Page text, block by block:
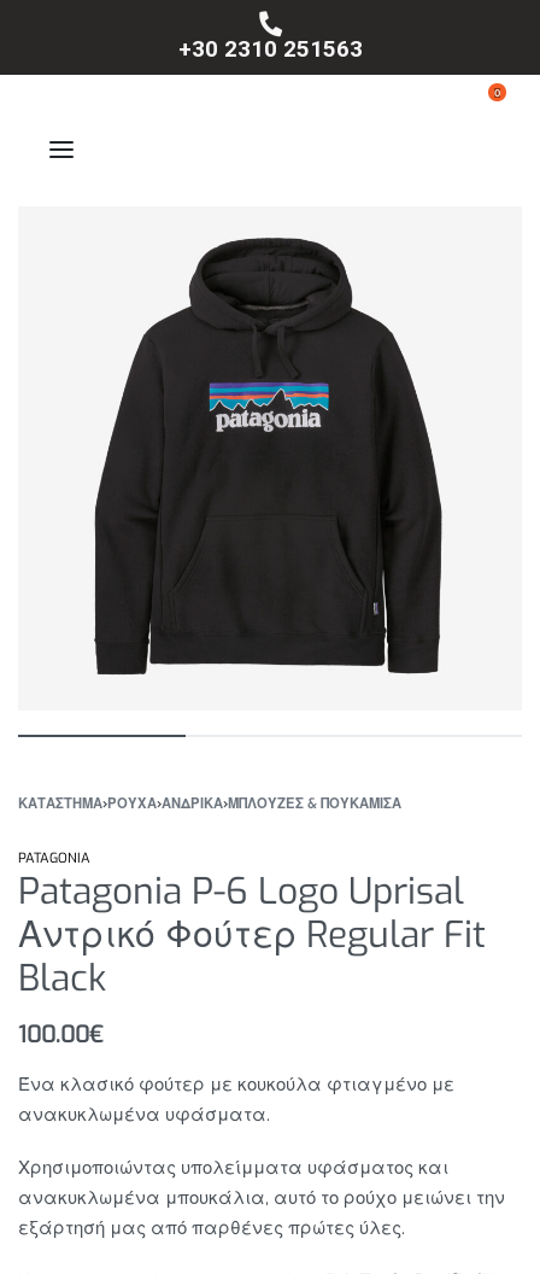
+30 2310 251563
0
ΚΑΤΆΣΤΗΜΑ›ΡΟΥΧΑ›ΑΝΔΡΙΚΑ›ΜΠΛΟΥΖΕΣ & ΠΟΥΚΑΜΙΣΑ
PATAGONIA
Patagonia P-6 Logo Uprisal
Αντρικό Φούτερ Regular Fit
Black
100.00€
Ένα κλασικό φούτερ με κουκούλα φτιαγμένο με
ανακυκλωμένα υφάσματα.
Χρησιμοποιώντας υπολείμματα υφάσματος και
ανακυκλωμένα μπουκάλια, αυτό το ρούχο μειώνει την
εξάρτησή μας από παρθένες πρώτες ύλες.